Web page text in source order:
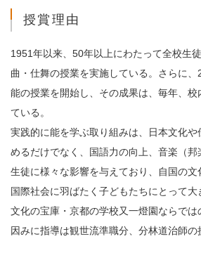
授賞理由
1951年以来、50年以上にわたって全校生
曲・仕舞の授業を実施している。さらに
能の授業を開始し、その成果は、毎年、
ている。
実践的に能を学ぶ取り組みは、日本文化
めるだけでなく、国語力の向上、音楽（
生徒に様々な影響を与えており、自国の
国際社会に羽ばたく子どもたちにとって
文化の宝庫・京都の学校又一燈園ならでは
因みに指導は観世流準職分、分林道治師の